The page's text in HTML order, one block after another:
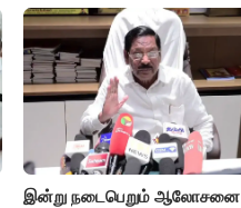
இன்று நடைபெறும் ஆலோசனை